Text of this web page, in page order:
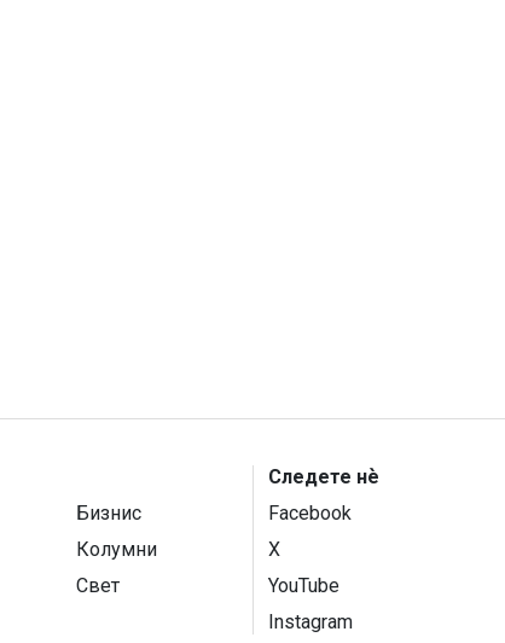
Бизнис
Колумни
Свет
Следете нѐ
Facebook
X
YouTube
Instagram